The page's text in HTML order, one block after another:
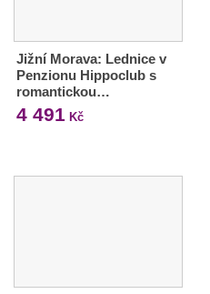
Jižní Morava: Lednice v
Penzionu Hippoclub s
romantickou…
4 491 Kč